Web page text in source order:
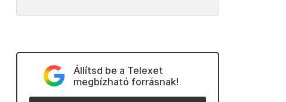
Állítsd be a Telexet
megbízható forrásnak!